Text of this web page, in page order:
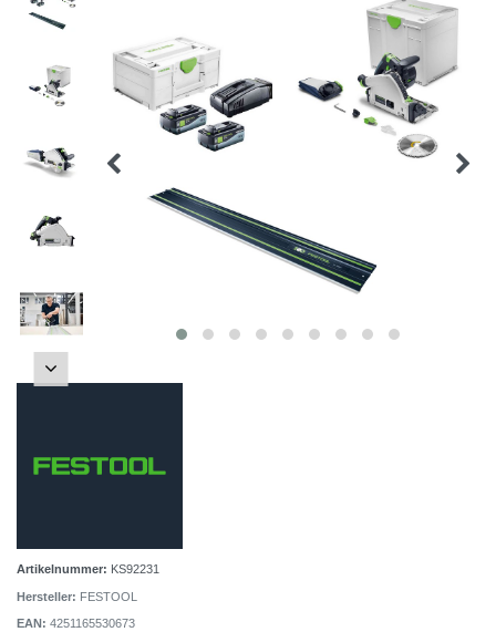
Artikelnummer: KS92231
Hersteller: FESTOOL
EAN: 4251165530673